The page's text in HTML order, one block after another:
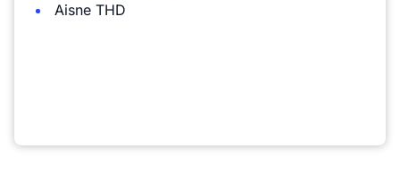
Aisne THD